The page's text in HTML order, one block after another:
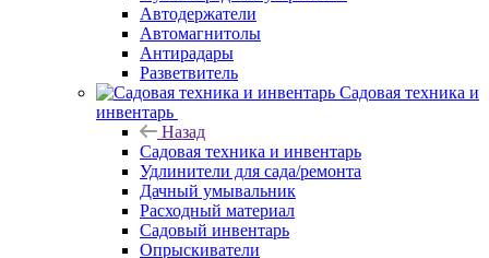
Автодержатели
Автомагнитолы
Антирадары
Разветвитель
Садовая техника и
инвентарь
Назад
Садовая техника и инвентарь
Удлинители для сада/ремонта
Дачный умывальник
Расходный материал
Садовый инвентарь
Опрыскиватели